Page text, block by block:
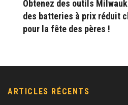
Obtenez des outils
des batteries à prix réduit
pour la fête des pères !
ARTICLES RÉCENTS